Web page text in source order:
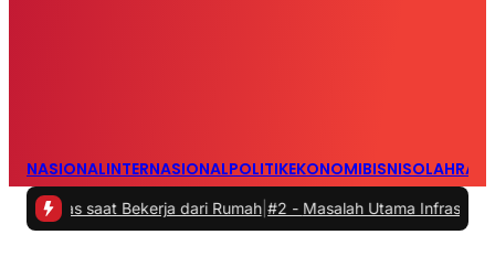
NASIONALINTERNASIONALPOLITIKEKONOMIBISNIS
saat Bekerja dari Rumah| #2 -Masalah Utama Infrastruktur